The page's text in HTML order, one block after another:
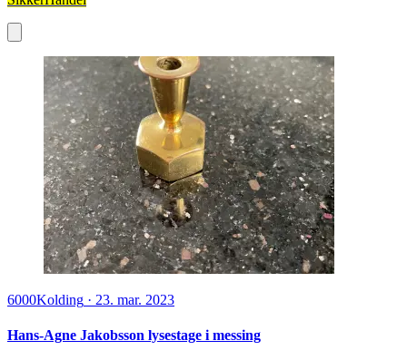
6000Kolding · 23. mar. 2023
Hans-Agne Jakobsson lysestage i messing